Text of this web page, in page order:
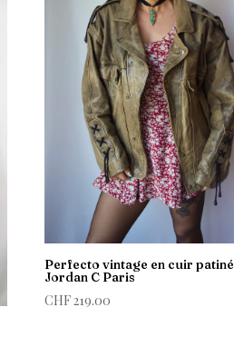
Perfecto vintage en cuir patiné
Jordan C Paris
CHF219.00